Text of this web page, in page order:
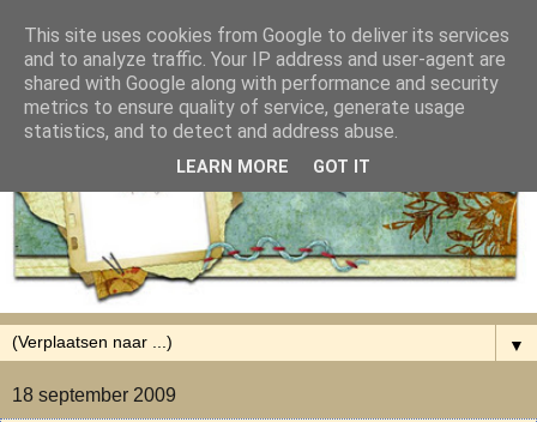
▼
18 september 2009
This site uses cookies from Google to deliver its services
and to analyze traffic. Your IP address and user-agent are
shared with Google along with performance and security
metrics to ensure quality of service, generate usage
statistics, and to detect and address abuse.
LEARN MORE GOT IT